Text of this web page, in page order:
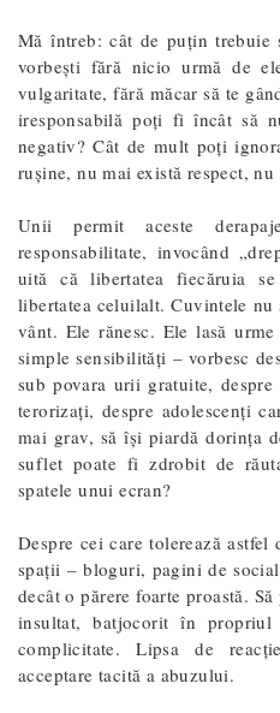
Mă întreb: cât de puțin trebuie
vorbești fără nicio urmă de
vulgaritate, fără măcar să te
iresponsabilă poți fi încât să
negativ? Cât de mult poți
rușine, nu mai există respect, nu
Unii permit aceste
responsabilitate, invocând
uită că libertatea fiecăruia
libertatea celuilalt. Cuvintele nu
vânt. Ele rănesc. Ele lasă
simple sensibilități – vorbesc
sub povara urii gratuite,
terorizați, despre adolescenți
mai grav, să își piardă dorința
suflet poate fi zdrobit de
spatele unui ecran?
Despre cei care tolerează
spații – bloguri, pagini de
decât o părere foarte proastă.
insultat, batjocorit în
complicitate. Lipsa de
acceptare tacită a abuzului.